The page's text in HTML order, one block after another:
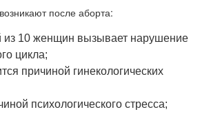
после аборта:
из 10 женщин вызывает нарушение
цикла;
причиной гинекологических
психологического стресса;